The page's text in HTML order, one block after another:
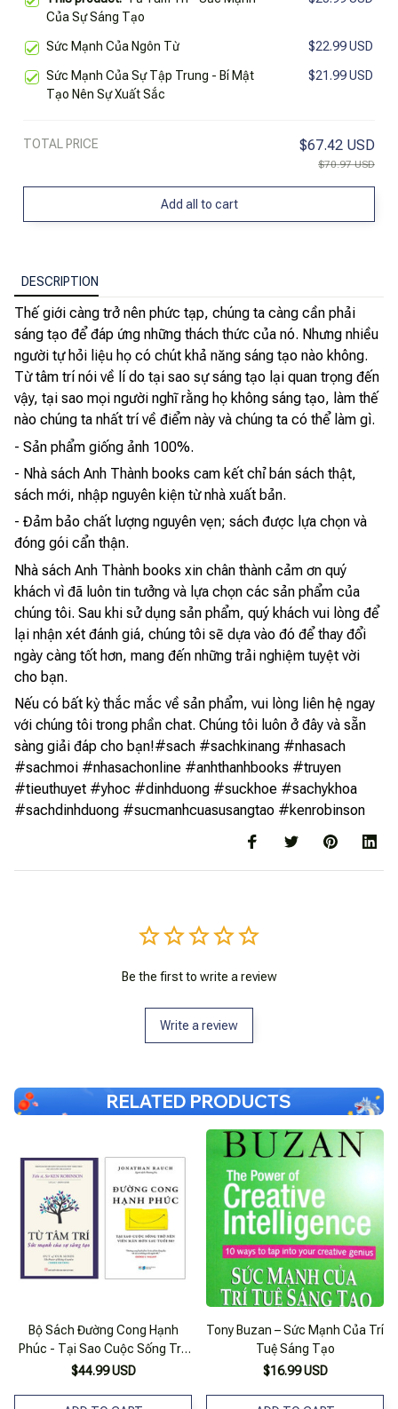
Của Sự Sáng Tạo
Sức Mạnh Của Ngôn Từ $22.99 USD
Sức Mạnh Của Sự Tập Trung - Bí Mật
Tạo Nên Sự Xuất Sắc
$21.99 USD
TOTAL PRICE $67.42 USD
$70.97 USD
Add all to cart
DESCRIPTION
Thế giới càng trở nên phức tạp, chúng ta càng cần phải
sáng tạo để đáp ứng những thách thức của nó. Nhưng nhiều
người tự hỏi liệu họ có chút khả năng sáng tạo nào không.
Từ tâm trí nói về lí do tại sao sự sáng tạo lại quan trọng đến
vậy, tại sao mọi người nghĩ rằng họ không sáng tạo, làm thế
nào chúng ta nhất trí về điểm này và chúng ta có thể làm gì.
- Sản phẩm giống ảnh 100%.
- Nhà sách Anh Thành books cam kết chỉ bán sách thật,
sách mới, nhập nguyên kiện từ nhà xuất bản.
- Đảm bảo chất lượng nguyên vẹn; sách được lựa chọn và
đóng gói cẩn thận.
Nhà sách Anh Thành books xin chân thành cảm ơn quý
khách vì đã luôn tin tưởng và lựa chọn các sản phẩm của
chúng tôi. Sau khi sử dụng sản phẩm, quý khách vui lòng để
lại nhận xét đánh giá, chúng tôi sẽ dựa vào đó để thay đổi
ngày càng tốt hơn, mang đến những trải nghiệm tuyệt vời
cho bạn.
Nếu có bất kỳ thắc mắc về sản phẩm, vui lòng liên hệ ngay
với chúng tôi trong phần chat. Chúng tôi luôn ở đây và sẵn
sàng giải đáp cho bạn!#sach #sachkinang #nhasach
#sachmoi #nhasachonline #anhthanhbooks #truyen
#tieuthuyet #yhoc #dinhduong #suckhoe #sachykhoa
#sachdinhduong #sucmanhcuasusangtao #kenrobinson
Be the first to write a review
Write a review
RELATED PRODUCTS
Bộ Sách Đường Cong Hạnh
Phúc - Tại Sao Cuộc Sống Trở
Nên Viên Mãn Hơn Sau Tuổi 50
Sự Sáng Tạo (bộ 2 Cuốn)
$44.99 USD
Tony Buzan – Sức Mạnh Của Trí
Tuệ Sáng Tạo
$16.99 USD